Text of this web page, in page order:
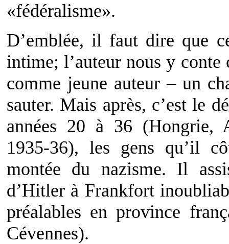
«fédéralisme».
D’emblée, il faut dire que
intime; l’auteur nous y conte
comme jeune auteur – un
sauter. Mais après, c’est le
années 20 à 36 (Hongrie,
1935-36), les gens qu’il
montée du nazisme. Il
d’Hitler à Frankfort
préalables en province
Cévennes).